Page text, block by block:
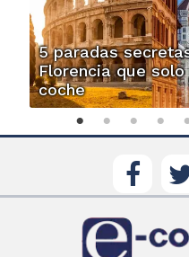
5 paradas
Florencia que
coche